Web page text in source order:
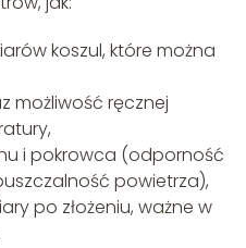
koszul, które można
możliwość ręcznej
i pokrowca (odporność
powietrza),
po złożeniu, ważne w